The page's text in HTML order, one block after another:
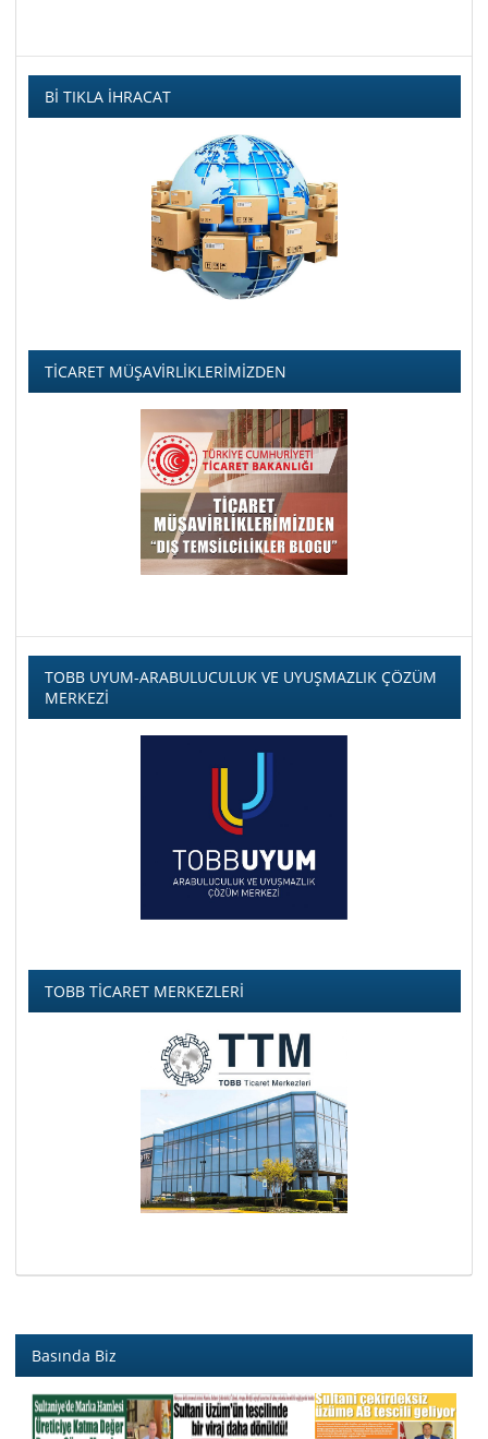
Bİ TIKLA İHRACAT
TİCARET MÜŞAVİRLİKLERİMİZDEN
TOBB UYUM-ARABULUCULUK VE UYUŞMAZLIK ÇÖZÜM
MERKEZİ
TOBB TİCARET MERKEZLERİ
Basında Biz